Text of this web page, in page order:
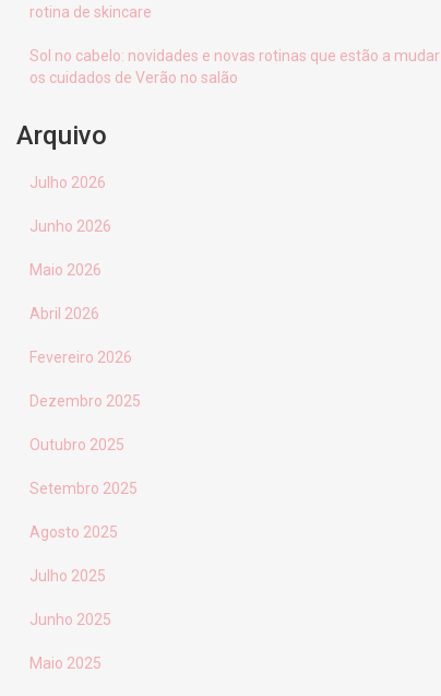
rotina de skincare
Sol no cabelo: novidades e novas rotinas que estão a mudar
os cuidados de Verão no salão
Arquivo
Julho 2026
Junho 2026
Maio 2026
Abril 2026
Fevereiro 2026
Dezembro 2025
Outubro 2025
Setembro 2025
Agosto 2025
Julho 2025
Junho 2025
Maio 2025